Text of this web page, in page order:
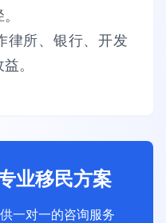
所、银行、开发
。
业移民方案
一对一的咨询服务